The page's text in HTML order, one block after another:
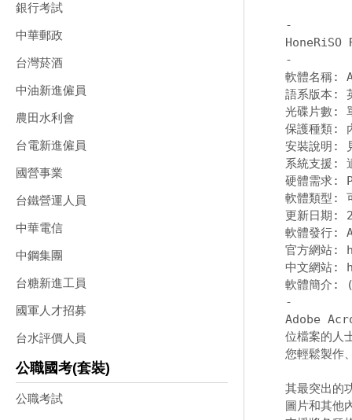
銀行考試
中華郵政
台灣菸酒
中油新進僱員
農田水利會
台電新進僱員
國營事業
台鐵營運人員
中華電信
中鋼集團
台糖新進工員
國軍人才招募
台水評價人員
公職國考(套裝)
公職考試
-
-
軟體名稱:
語系版本:
光碟片數:
保護種類:
安裝說明:
系統支援:
硬體需求:
軟體類型:
更新日期:
軟體發行:
官方網站
中文網站
-
Adobe
位檔案的人
您輕鬆製作
其最突出的
圖片和其